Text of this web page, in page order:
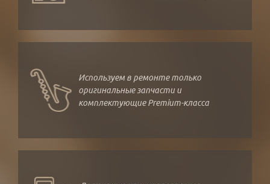
Используем в ремонте только
оригинальные запчасти и
комплектующие Premium-класса